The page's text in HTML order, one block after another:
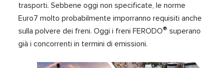
trasporti. Sebbene oggi non specificate, le norme
Euro7 molto probabilmente imporranno requisiti anche
sulla polvere dei freni. Oggi i freni FERODO® superano
già i concorrenti in termini di emissioni.